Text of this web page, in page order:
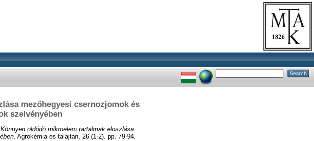
mezőhegyesi csernozjomok és
szelvényében
Könnyen oldódó mikroelem tartalmak eloszlása
Agrokémia és talajtan, 26 (1-2). pp. 79-94.